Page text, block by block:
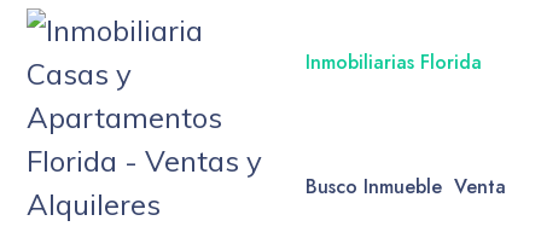
Inmobiliarias Florida
Busco Inmueble Venta